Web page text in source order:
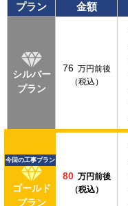
プラン
シルバー
プラン
今回の工事プラン
ゴールド
プラン
金額
76 万円前後
（税込）
80 万円前後
（税込）